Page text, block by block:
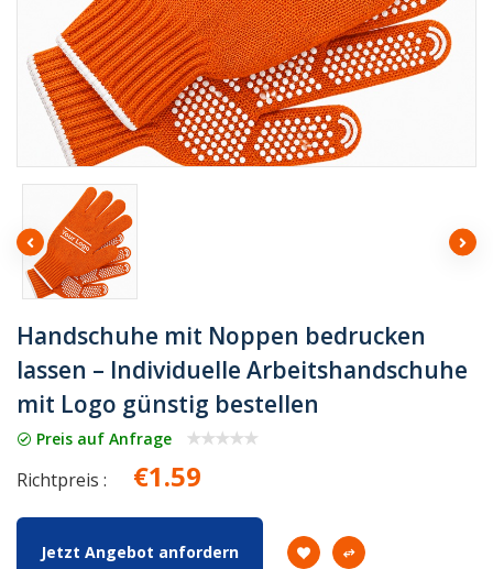
Handschuhe mit Noppen bedrucken
lassen – Individuelle Arbeitshandschuhe
mit Logo günstig bestellen
Preis auf Anfrage
Richtpreis : €1.59
Jetzt Angebot anfordern